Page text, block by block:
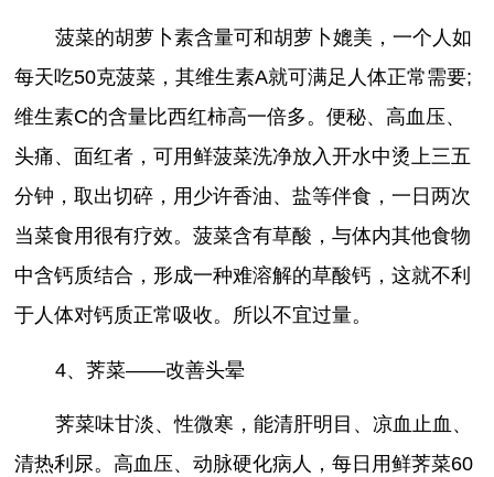
菠菜的胡萝卜素含量可和胡萝卜媲美，一个人如
每天吃50克菠菜，其维生素A就可满足人体正常需要;
维生素C的含量比西红柿高一倍多。便秘、高血压、
头痛、面红者，可用鲜菠菜洗净放入开水中烫上三五
分钟，取出切碎，用少许香油、盐等伴食，一日两次
当菜食用很有疗效。菠菜含有草酸，与体内其他食物
中含钙质结合，形成一种难溶解的草酸钙，这就不利
于人体对钙质正常吸收。所以不宜过量。
4、荠菜——改善头晕
荠菜味甘淡、性微寒，能清肝明目、凉血止血、
清热利尿。高血压、动脉硬化病人，每日用鲜荠菜60